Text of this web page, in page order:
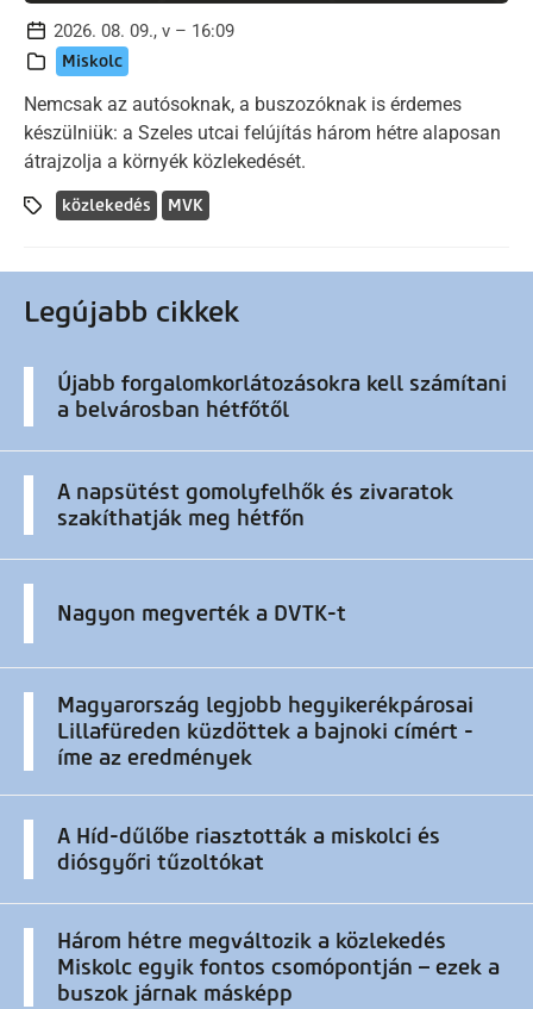
2026. 08. 09., v – 16:09
Miskolc
Nemcsak az autósoknak, a buszozóknak is érdemes
készülniük: a Szeles utcai felújítás három hétre alaposan
átrajzolja a környék közlekedését.
közlekedés MVK
Legújabb cikkek
Újabb forgalomkorlátozásokra kell számítani
a belvárosban hétfőtől
A napsütést gomolyfelhők és zivaratok
szakíthatják meg hétfőn
Nagyon megverték a DVTK-t
Magyarország legjobb hegyikerékpárosai
Lillafüreden küzdöttek a bajnoki címért -
íme az eredmények
A Híd-dűlőbe riasztották a miskolci és
diósgyőri tűzoltókat
Három hétre megváltozik a közlekedés
Miskolc egyik fontos csomópontján – ezek a
buszok járnak másképp